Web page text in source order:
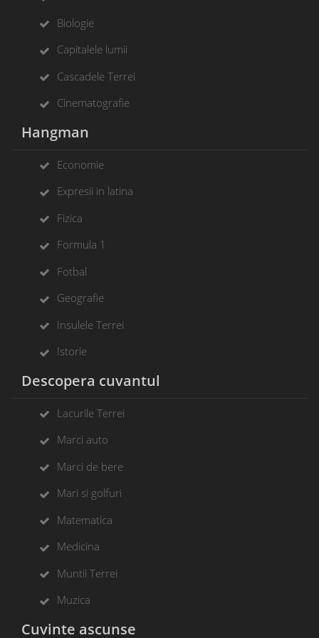
Biologie
Capitalele lumii
Cascadele Terrei
Cinematografie
Hangman
Economie
Expresii in latina
Fizica
Formula 1
Fotbal
Geografie
Insulele Terrei
Istorie
Descopera cuvantul
Lacurile Terrei
Marci auto
Marci de bere
Mari si golfuri
Matematica
Medicina
Muntii Terrei
Muzica
Cuvinte ascunse